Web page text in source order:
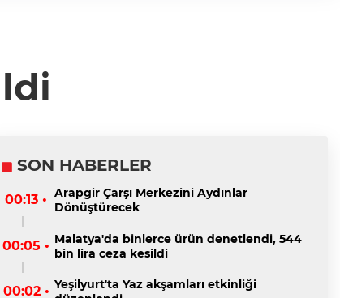
SON HABERLER
00:13 • Arapgir Çarşı Merkezini Aydınlar
Dönüştürecek
00:05 • Malatya'da binlerce ürün denetlendi, 544
bin lira ceza kesildi
00:02 • Yeşilyurt'ta Yaz akşamları etkinliği